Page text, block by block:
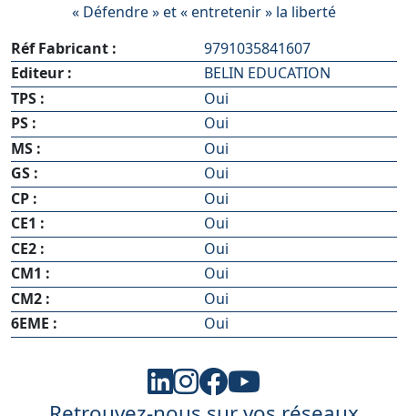
« Défendre » et « entretenir » la liberté
Réf Fabricant :
9791035841607
Editeur :
BELIN EDUCATION
TPS :
Oui
PS :
Oui
MS :
Oui
GS :
Oui
CP :
Oui
CE1 :
Oui
CE2 :
Oui
CM1 :
Oui
CM2 :
Oui
6EME :
Oui